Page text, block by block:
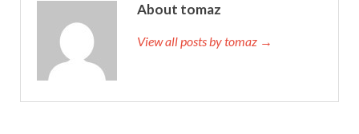
About tomaz
View all posts by tomaz →